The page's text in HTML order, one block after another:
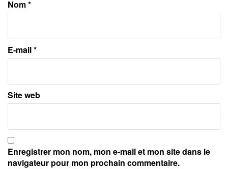
Nom*
E-mail*
Site web
Enregistrer mon nom, mon e-mail et mon site dans le
navigateur pour mon prochain commentaire.